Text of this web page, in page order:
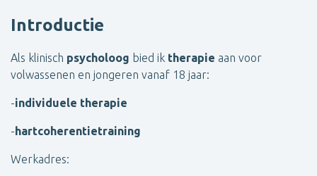
Introductie
Als klinisch psycholoog bied ik therapie aan voor
volwassenen en jongeren vanaf 18 jaar:
-individuele therapie
-hartcoherentietraining
Werkadres: